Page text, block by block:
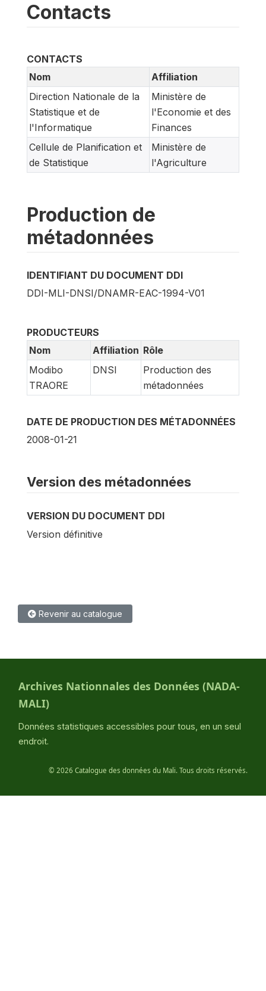
Contacts
CONTACTS
Nom
Affiliation
Direction Nationale de la
Statistique et de
l'Informatique
Ministère de
l'Economie et des
Finances
Cellule de Planification et
de Statistique
Ministère de
l'Agriculture
Production de
métadonnées
IDENTIFIANT DU DOCUMENT DDI
DDI-MLI-DNSI/DNAMR-EAC-1994-V01
PRODUCTEURS
Nom
Affiliation Rôle
Modibo
TRAORE
DNSI
Production des
métadonnées
DATE DE PRODUCTION DES MÉTADONNÉES
2008-01-21
Version des métadonnées
VERSION DU DOCUMENT DDI
Version définitive
Revenir au catalogue
Archives Nationnales des Données (NADA-
MALI)
Données statistiques accessibles pour tous, en un seul
endroit.
© 2026 Catalogue des données du Mali. Tous droits réservés.